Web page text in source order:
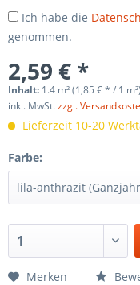
Ich habe die
genommen.
2,59 € *
Inhalt: 1.4 m² (1,85 € * / 1 m²)
inkl. MwSt.zzgl.
Lieferzeit 10-20
Farbe:
Merken